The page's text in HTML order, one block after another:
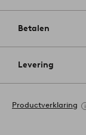
Betalen
Levering
Productverklaring